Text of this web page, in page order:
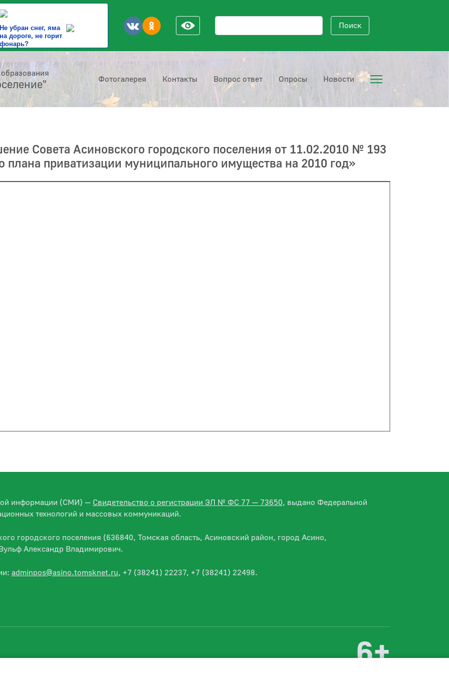
Не убран снег, яма
на дороге, не горит
фонарь?
Поисковый запрос Поиск
Фотогалерея Контакты Вопрос ответ Опросы Новости
Совета Асиновского городского поселения от 11.02.2010 № 193
плана приватизации муниципального имущества на 2010 год»
информации (СМИ) — Свидетельство о регистрации ЭЛ № ФС 77 — 73650, выдано Федеральной
технологий и массовых коммуникаций.
городского поселения (636840, Томская область, Асиновский район, город Асино,
Александр Владимирович.
adminpos@asino.tomsknet.ru, +7 (38241) 22237, +7 (38241) 22498.
6+